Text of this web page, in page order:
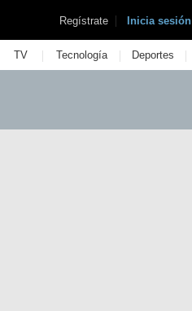
Regístrate | Inicia sesión
TV | Tecnología | Deportes |